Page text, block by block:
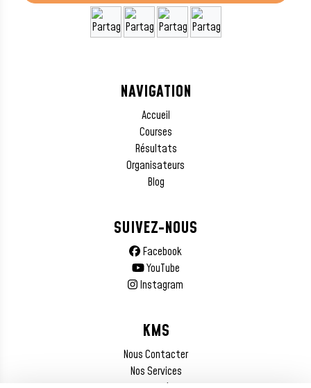
NAVIGATION
Accueil
Courses
Résultats
Organisateurs
Blog
SUIVEZ-NOUS
Facebook
YouTube
Instagram
KMS
Nous Contacter
Nos Services